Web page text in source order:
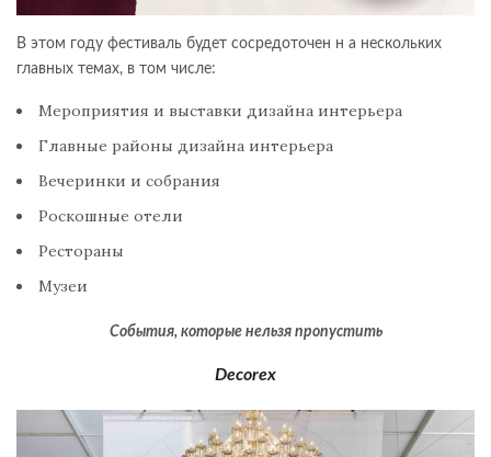
В этом году фестиваль будет сосредоточен н а нескольких
главных темах, в том числе:
Мероприятия и выставки дизайна интерьера
Главные районы дизайна интерьера
Вечеринки и собрания
Роскошные отели
Рестораны
Музеи
События, которые нельзя пропустить
Decorex